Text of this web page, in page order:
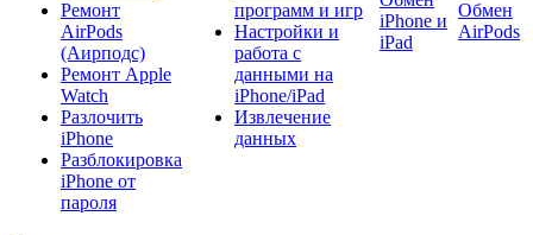
Ремонт
AirPods
(Аирподс)
Ремонт Apple
Watch
Разлочить
iPhone
Разблокировка
iPhone от
пароля
программ и игр
Настройки и
работа с
данными на
iPhone/iPad
Извлечение
данных
iPhone и
iPad
Обмен
AirPods